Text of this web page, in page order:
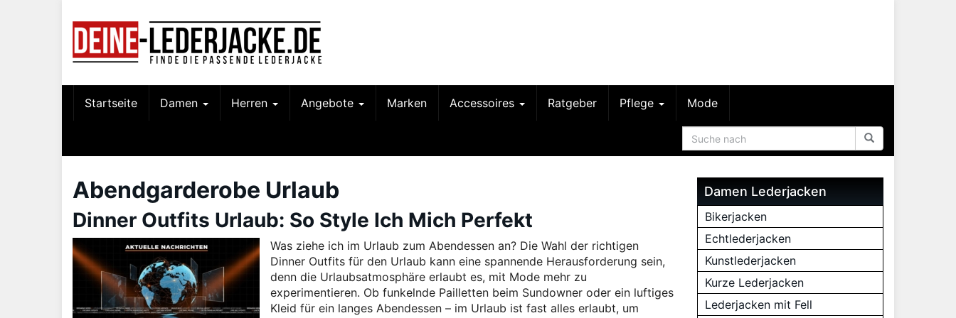
Startseite Damen Herren Angebote Marken Accessoires Ratgeber Pflege Mode
Abendgarderobe Urlaub
Dinner Outfits Urlaub: So Style Ich Mich Perfekt
Was ziehe ich im Urlaub zum Abendessen an? Die Wahl der richtigen
Dinner Outfits für den Urlaub kann eine spannende Herausforderung sein,
denn die Urlaubsatmosphäre erlaubt es, mit Mode mehr zu
experimentieren. Ob funkelnde Pailletten beim Sundowner oder ein luftiges
Kleid für ein langes Abendessen – im Urlaub ist fast alles erlaubt, um
Damen Lederjacken
Bikerjacken
Echtlederjacken
Kunstlederjacken
Kurze Lederjacken
Lederjacken mit Fell